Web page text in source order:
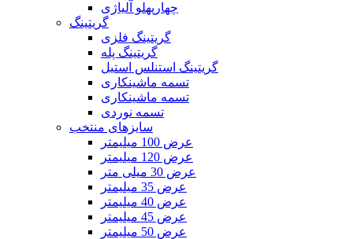
چهارپهلو آلیاژی
گریتینگ
گریتینگ فلزی
گریتینگ پله
گریتینگ استنلس استیل
تسمه ماشینکاری
تسمه ماشینکاری
تسمه نوردی
سایزهای منتخب
عرض 100 میلیمتر
عرض 120 میلیمتر
عرض 30 میلی متر
عرض 35 میلیمتر
عرض 40 میلیمتر
عرض 45 میلیمتر
عرض 50 میلیمتر